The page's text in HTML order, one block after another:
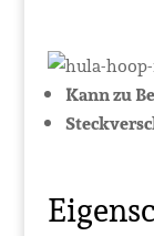
Kann zu